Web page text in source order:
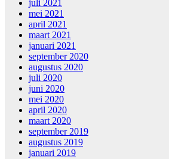
juli 2021
mei 2021
april 2021
maart 2021
januari 2021
september 2020
augustus 2020
juli 2020
juni 2020
mei 2020
april 2020
maart 2020
september 2019
augustus 2019
januari 2019